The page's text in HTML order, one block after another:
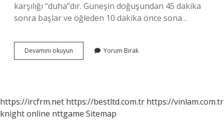
karşılığı “duha”dır. Güneşin doğuşundan 45 dakika
sonra başlar ve öğleden 10 dakika önce sona…
Devamını okuyun
Seher
Yorum Bırak
https://ircfrm.net https://bestltd.com.tr https://vinlam.com.tr
knight online nttgame Sitemap